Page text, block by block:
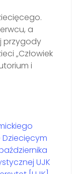
a
przygody
„Człowiek
i
Dziecięcym
UJK